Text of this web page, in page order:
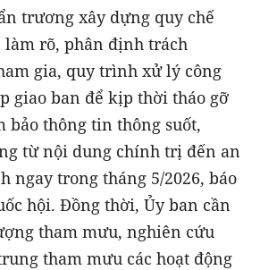
trương xây dựng quy chế
làm rõ, phân định trách
gia, quy trình xử lý công
giao ban để kịp thời tháo gỡ
bảo thông tin thông suốt,
từ nội dung chính trị đến an
ngay trong tháng 5/2026, báo
hội. Đồng thời, Ủy ban cần
tham mưu, nghiên cứu
tham mưu các hoạt động